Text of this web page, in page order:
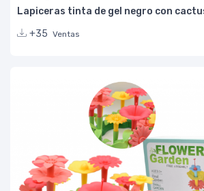
Lapiceras tinta de gel negro con
+35 Ventas